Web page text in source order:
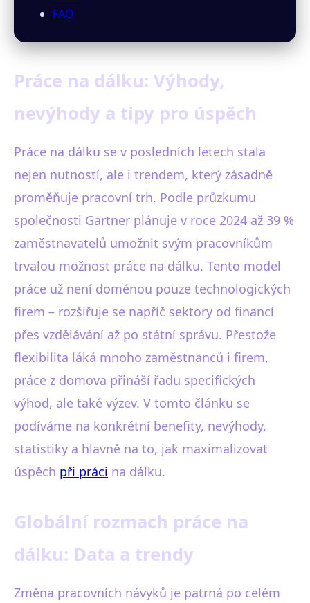
FAQ
Práce na dálku: Výhody,
nevýhody a tipy pro úspěch
Práce na dálku se v posledních letech stala
nejen nutností, ale i trendem, který zásadně
proměňuje pracovní trh. Podle průzkumu
společnosti Gartner plánuje v roce 2024 až 39 %
zaměstnavatelů umožnit svým pracovníkům
trvalou možnost práce na dálku. Tento model
práce už není doménou pouze technologických
firem – rozšiřuje se napříč sektory od financí
přes vzdělávání až po státní správu. Přestože
flexibilita láká mnoho zaměstnanců i firem,
práce z domova přináší řadu specifických
výhod, ale také výzev. V tomto článku se
podíváme na konkrétní benefity, nevýhody,
statistiky a hlavně na to, jak maximalizovat
úspěch při práci na dálku.
Globální rozmach práce na
dálku: Data a trendy
Změna pracovních návyků je patrná po celém